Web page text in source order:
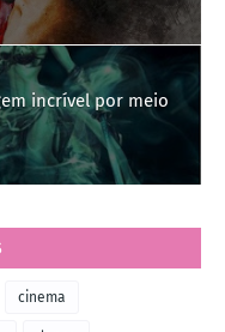
incrível por meio
cinema